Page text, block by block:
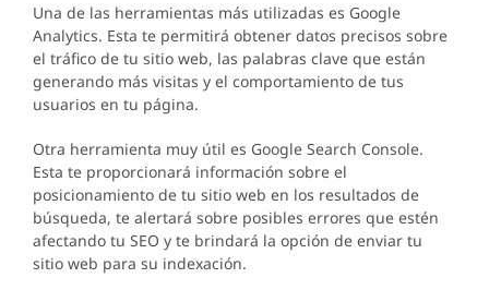
Una de las herramientas más utilizadas es Google
Analytics. Esta te permitirá obtener datos precisos sobre
el tráfico de tu sitio web, las palabras clave que están
generando más visitas y el comportamiento de tus
usuarios en tu página.
Otra herramienta muy útil es Google Search Console.
Esta te proporcionará información sobre el
posicionamiento de tu sitio web en los resultados de
búsqueda, te alertará sobre posibles errores que estén
afectando tu SEO y te brindará la opción de enviar tu
sitio web para su indexación.